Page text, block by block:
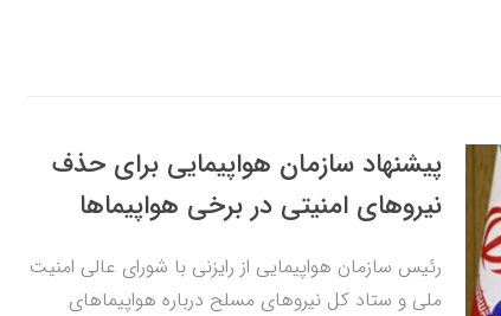
پیشنهاد سازمان هواپیمایی برای حذف
نیروهای امنیتی در برخی هواپیماها
رئیس سازمان هواپیمایی از رایزنی با شورای عالی امنیت
ملی و ستاد کل نیروهای مسلح درباره هواپیماهای